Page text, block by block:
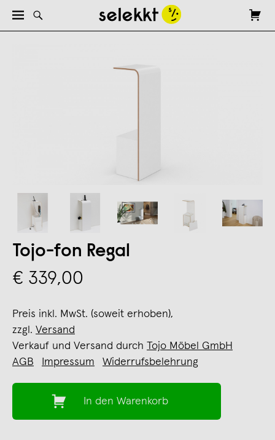
Tojo-fon Regal
€ 339,00
Preis inkl. MwSt. (soweit erhoben),
zzgl. Versand
Verkauf und Versand durch Tojo Möbel GmbH
AGB
Impressum Widerrufsbelehrung
In den Warenkorb